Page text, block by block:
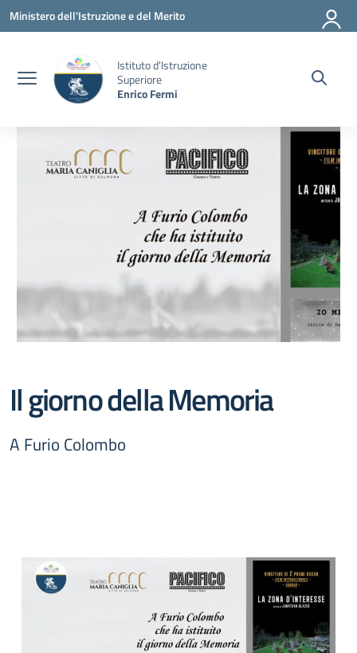
Vai ai contenuti
Vai al menu di navigazione
Vai al footer
Ministero dell'Istruzione e del Merito
Istituto d'Istruzione
Superiore
Enrico Fermi
Il giorno della Memoria
A Furio Colombo